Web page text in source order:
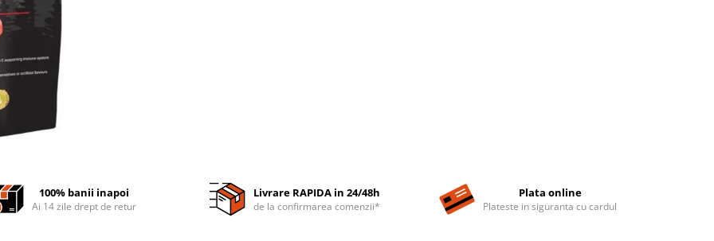
100% banii inapoi
Ai 14 zile drept de retur
Livrare RAPIDA in 24/48h
de la confirmarea comenzii*
Plata online
Plateste in siguranta cu cardul